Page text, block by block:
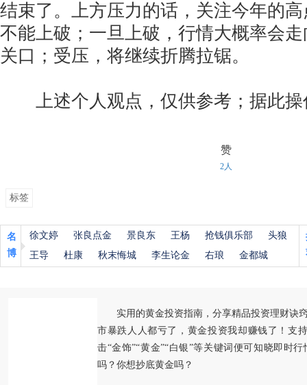
结束了。上方压力的话，关注今年的高
不能上破；一旦上破，行情大概率会走
关口；受压，将继续折腾拉锯。
上述个人观点，仅供参考；据此操
赞
2人
标签
名
博
徐文婷 张良点金 景良东 王杨 抢钱俱乐部
头狼
王导
杜康 秋末悔城 李生论金 右琅 金都城
实用的黄金投资指南，分享精品投资理财诀
市暴跌人人都亏了，黄金投资我却赚钱了！支
击“金饰”“黄金”“白银”等关键词便可知晓即时
吗？你想抄底黄金吗？